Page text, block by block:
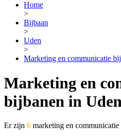
Home
>
Bijbaan
>
Uden
>
Marketing en communicatie
Marketing en
bijbanen in Uden
Er zijn 6 marketing en